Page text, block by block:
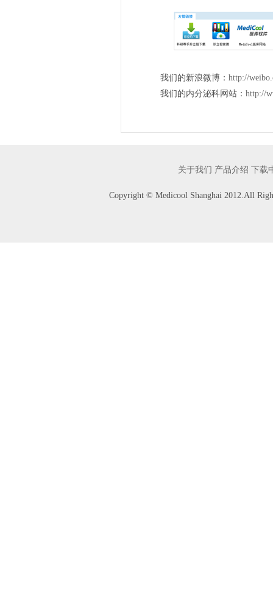
我们的新浪微博： http://
我们的内分泌科网站： http://
关于我们 产品介绍 下载
Copyright © Medicool Shanghai 2012.All